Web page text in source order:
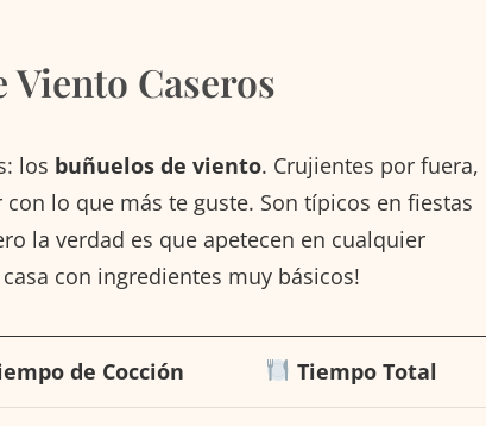
Viento Caseros
los buñuelos de viento. Crujientes por fuera,
lo que más te guste. Son típicos en fiestas
la verdad es que apetecen en cualquier
con ingredientes muy básicos!
de Cocción Tiempo Total